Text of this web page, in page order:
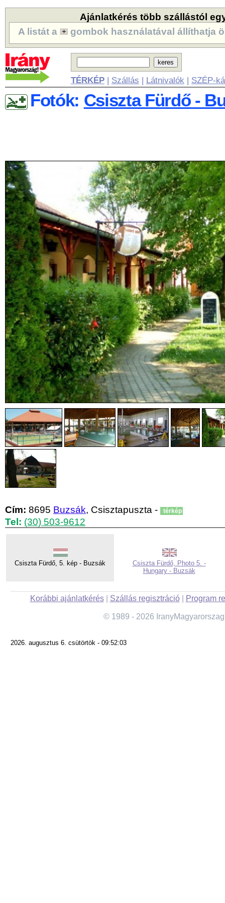
Ajánlatkérés több szállástól
A listát a
gombok használatával állíthatja
TÉRKÉP| Szállás | Látnivalók | SZÉP-
Fotók: Csiszta Fürdő -
Cím: 8695 Buzsák, Csisztapuszta - térkép
Tel: (30) 503-9612
Csiszta Fürdő, 5. kép - Buzsák
Csiszta Fürdő, Photo 5. -
Hungary - Buzsák
Korábbi ajánlatkérés| Szállás regisztráció| Program
© 1989 - 2026
2026. augusztus 6. csütörtök - 09:52:03